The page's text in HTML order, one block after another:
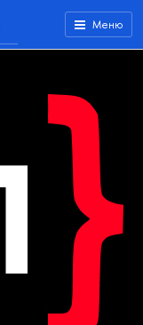
Меню